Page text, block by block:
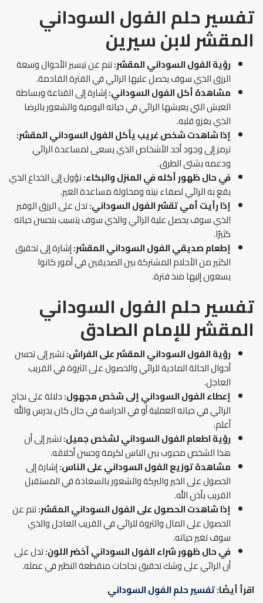
تفسير حلم الفول السوداني
المقشرلابن سيرين
رؤيةالفول السوداني المقشر:تنم عن تيسير الأحوال وسعة
الرزق الذي سوف يحصل عليها الرائي في الفترة القادمة.
مشاهدة أكل الفول السوداني:إشارة إلى القناعة وبساطة
العيش التي يعيشها الرائي في حياته اليومية والشعور بالرضا
الذي يغزو قلبه.
إذا شاهدت شخص غريب يأكل الفول السوداني المقشر:
ترمز إلى وجود أحد الأشخاص الذي يسعى لمساعدة الرائي
ودعمه بشتى الطرق.
في حال ظهور أكله في المنزل والبكاء:تؤول إلى الخداع الذي
يقع به الرائي لصفاء نيته ومحاولة مساعدة الغير.
إذا رأيتأمي تقشر الفول السوداني:تدل على الرزق الوفير
الذي سوف يحصل علية الرائي والذي سوف يتسبب بتحسن حياته
كثيرًا.
إطعام صديقي الفول السوداني المقشر:إشارة إلى تحقيق
الكثير من الأحلام المشتركة بين الصديقين في أمور كانوا
يسعون إليها منذ فترة.
تفسير حلم الفول السوداني
المقشر للإمام الصادق
رؤيةالفول السوداني المقشر على الفراش:تشير إلى تحسن
أحوال الحالة المادية للرائي والحصول على الثروة في القريب
العاجل.
إعطاء الفول السوداني إلى شخص مجهول:دلالة على نجاح
الرائي في حياته العملية أو في الدراسة في حال كان يدرس والله
أعلم.
رؤية اطعام الفول السوداني لشخص جميل:تشير إلى أن
هذا الشخص محبوب بين الناس لكرمة وحسن أخلاقه.
مشاهدة توزيع الفول السوداني على الناس:إشارة إلى
الحصول على الخير والبركة والشعور بالسعادة في المستقبل
القريب بأذن الله.
إذا شاهدت الحصول على الفول السوداني المقشر:تنم عن
الحصول على المال والثروة للرائي في القريب العاجل والذي
سوف تغير حياته.
في حال ظهور شراء الفول السوداني أخضر اللون:تدل على
أن الرائي على وشك تحقيق نجاحات منقطعة النظير في عمله.
اقرأ أيضًا:تفسير حلم الفول السوداني